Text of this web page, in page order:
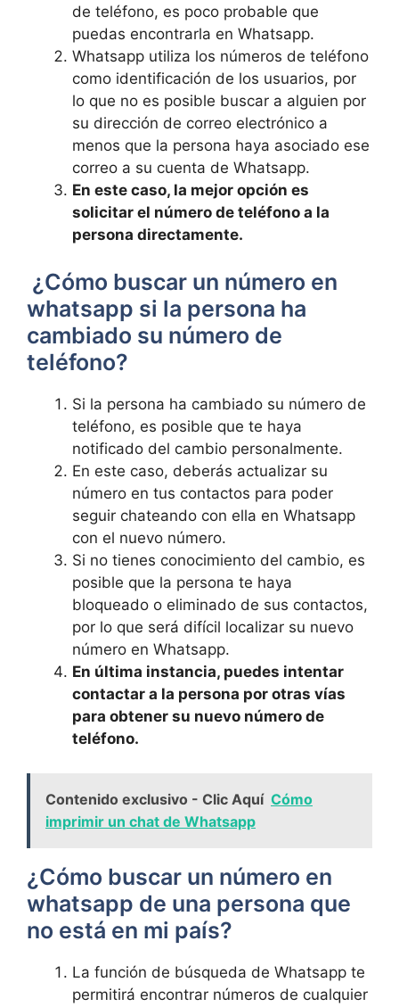
de teléfono, es poco probable que
puedas encontrarla en Whatsapp.
Whatsapp utiliza ‍los números de teléfono
como identificación de los usuarios, por
lo⁣ que no⁣ es posible buscar​ a alguien por
su dirección de correo electrónico⁣ a
menos⁢ que la persona haya⁤ asociado ese‌
correo a⁣ su cuenta de Whatsapp.
En este caso, la ​mejor opción es
solicitar el número de teléfono a la
persona directamente.
‍ ¿Cómo buscar un número en
whatsapp si la⁤ persona⁣ ha
cambiado su número de
‍teléfono?
Si ‍la persona ha cambiado su número de
‍teléfono, es ⁣posible que te haya
‍notificado del cambio personalmente.
En este caso, deberás actualizar su
número en tus contactos para ⁣poder
seguir chateando​ con ella en⁣ Whatsapp
con el nuevo número.
Si no tienes conocimiento del⁢ cambio, es
posible que la persona te haya
bloqueado o eliminado ⁣de sus contactos,⁤
por lo que​ será difícil localizar su nuevo
número en‌ Whatsapp.
En última instancia,​ puedes intentar
⁢contactar ​a la persona por otras vías
para obtener su nuevo‌ número de
teléfono.
Contenido exclusivo - Clic Aquí Cómo
imprimir un chat de Whatsapp
¿Cómo buscar un número en
whatsapp de una persona ‌que
‌no‌ está en mi país?
La función de búsqueda de‍ Whatsapp te
permitirá encontrar números de cualquier